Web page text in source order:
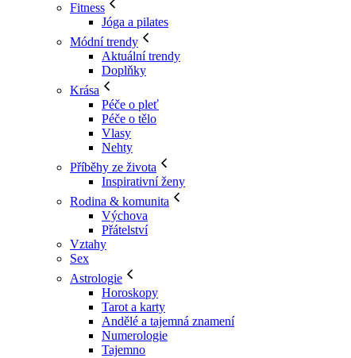
Fitness
Jóga a pilates
Módní trendy
Aktuální trendy
Doplňky
Krása
Péče o pleť
Péče o tělo
Vlasy
Nehty
Příběhy ze života
Inspirativní ženy
Rodina & komunita
Výchova
Přátelství
Vztahy
Sex
Astrologie
Horoskopy
Tarot a karty
Andělé a tajemná znamení
Numerologie
Tajemno